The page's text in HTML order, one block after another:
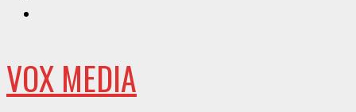
VOX MEDIA